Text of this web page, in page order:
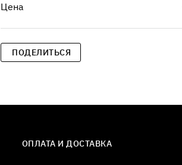
Цена
ПОДЕЛИТЬСЯ
ОПЛАТА И ДОСТАВКА